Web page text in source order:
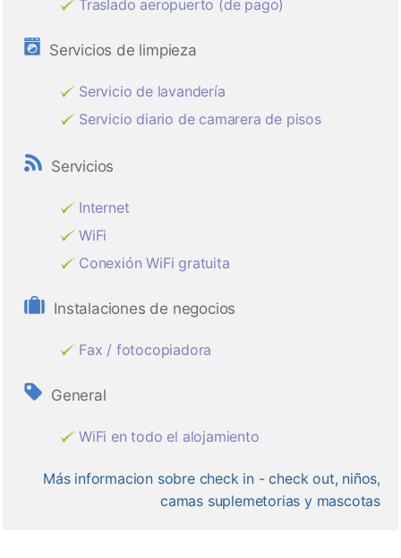
Traslado aeropuerto (de pago)
Servicios de limpieza
Servicio de lavandería
Servicio diario de camarera de pisos
Servicios
Internet
WiFi
Conexión WiFi gratuita
Instalaciones de negocios
Fax / fotocopiadora
General
WiFi en todo el alojamiento
Más informacion sobre check in - check out, niños,
camas suplemetorias y mascotas